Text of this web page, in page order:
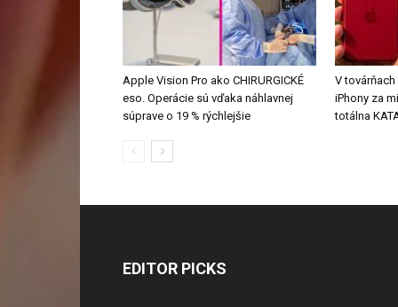
Apple Vision Pro ako CHIRURGICKÉ
eso. Operácie sú vďaka náhlavnej
súprave o 19 % rýchlejšie
V
iPhony za
totálna
EDITOR PICKS